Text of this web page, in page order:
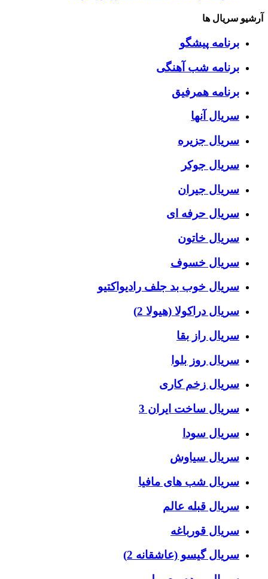
آرشیو سریال ها
برنامه پیشگو
برنامه شب آهنگی
برنامه همرفیق
سریال آنها
سریال جزیره
سریال جوکر
سریال جیران
سریال حرفه ای
سریال خاتون
سریال خسوف
سریال خوب بد جلف رادیواکتیو
سریال دراکولا (هیولا 2)
سریال راز بقا
سریال روز بلوا
سریال زخم کاری
سریال ساخت ایران 3
سریال سودا
سریال سیاوش
سریال شب های مافیا
سریال قبله عالم
سریال قورباغه
سریال گیسو (عاشقانه 2)